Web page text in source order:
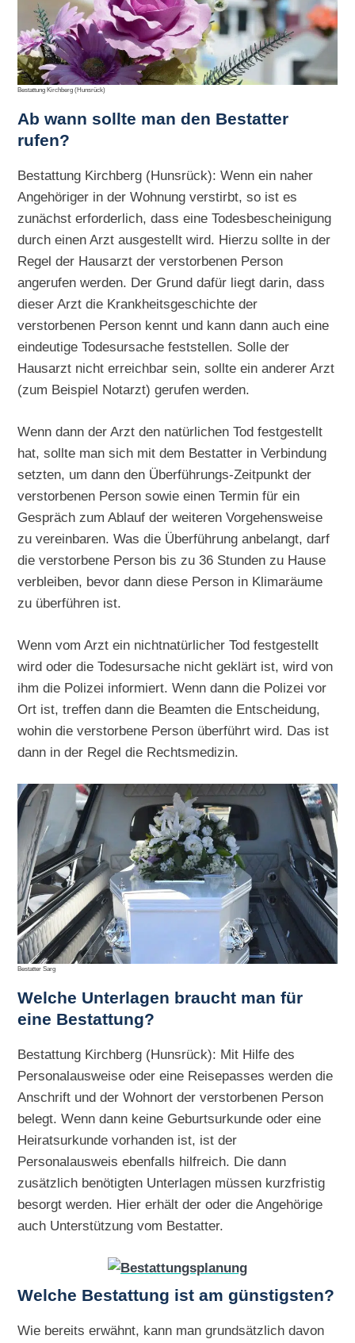
Bestattung Kirchberg (Hunsrück)
Ab wann sollte man den Bestatter
rufen?
Bestattung Kirchberg (Hunsrück): Wenn ein naher
Angehöriger in der Wohnung verstirbt, so ist es
zunächst erforderlich, dass eine Todesbescheinigung
durch einen Arzt ausgestellt wird. Hierzu sollte in der
Regel der Hausarzt der verstorbenen Person
angerufen werden. Der Grund dafür liegt darin, dass
dieser Arzt die Krankheitsgeschichte der
verstorbenen Person kennt und kann dann auch eine
eindeutige Todesursache feststellen. Solle der
Hausarzt nicht erreichbar sein, sollte ein anderer Arzt
(zum Beispiel Notarzt) gerufen werden.
Wenn dann der Arzt den natürlichen Tod festgestellt
hat, sollte man sich mit dem Bestatter in Verbindung
setzten, um dann den Überführungs-Zeitpunkt der
verstorbenen Person sowie einen Termin für ein
Gespräch zum Ablauf der weiteren Vorgehensweise
zu vereinbaren. Was die Überführung anbelangt, darf
die verstorbene Person bis zu 36 Stunden zu Hause
verbleiben, bevor dann diese Person in Klimaräume
zu überführen ist.
Wenn vom Arzt ein nichtnatürlicher Tod festgestellt
wird oder die Todesursache nicht geklärt ist, wird von
ihm die Polizei informiert. Wenn dann die Polizei vor
Ort ist, treffen dann die Beamten die Entscheidung,
wohin die verstorbene Person überführt wird. Das ist
dann in der Regel die Rechtsmedizin.
Bestatter Sarg
Welche Unterlagen braucht man für
eine Bestattung?
Bestattung Kirchberg (Hunsrück): Mit Hilfe des
Personalausweise oder eine Reisepasses werden die
Anschrift und der Wohnort der verstorbenen Person
belegt. Wenn dann keine Geburtsurkunde oder eine
Heiratsurkunde vorhanden ist, ist der
Personalausweis ebenfalls hilfreich. Die dann
zusätzlich benötigten Unterlagen müssen kurzfristig
besorgt werden. Hier erhält der oder die Angehörige
auch Unterstützung vom Bestatter.
Welche Bestattung ist am günstigsten?
Wie bereits erwähnt, kann man grundsätzlich davon